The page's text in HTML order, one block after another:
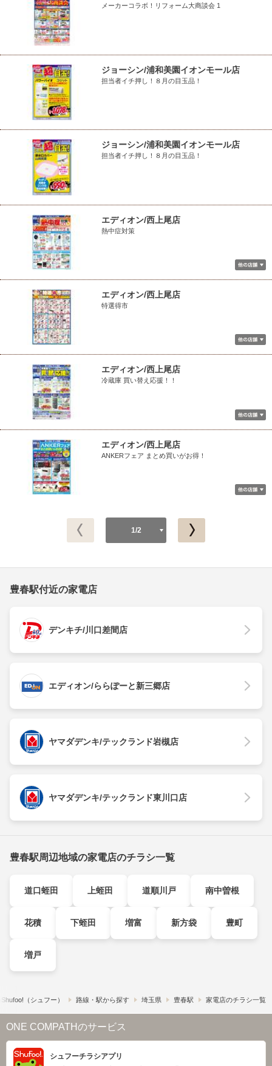
メーカーコラボ！リフォーム大商談会 1
ジョーシン/浦和美園イオンモール店
担当者イチ押し！８月の目玉品！
ジョーシン/浦和美園イオンモール店
担当者イチ押し！８月の目玉品！
エディオン/西上尾店
熱中症対策
エディオン/西上尾店
特選得市
エディオン/西上尾店
冷蔵庫 買い替え応援！！
エディオン/西上尾店
ANKERフェア まとめ買いがお得！
1/2
豊春駅付近の家電店
デンキチ/川口差間店
エディオン/ららぽーと新三郷店
ヤマダデンキ/テックランド岩槻店
ヤマダデンキ/テックランド東川口店
豊春駅周辺地域の家電店のチラシ一覧
道口蛭田 上蛭田 道順川戸 南中曽根
花積 下蛭田 増富 新方袋 豊町
増戸
（シュフー） 路線・駅から探す 埼玉県 豊春駅 家電店のチラシ一覧
ONE COMPATHのサービス
シュフーチラシアプリ